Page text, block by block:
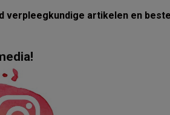
verpleegkundige artikelen en